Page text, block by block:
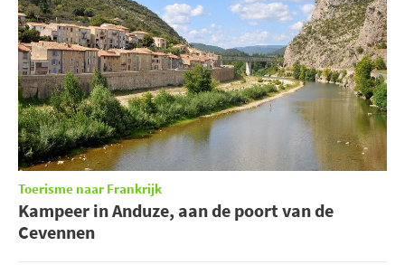
Toerisme naar Frankrijk
Kampeer in Anduze, aan de poort van de
Cevennen